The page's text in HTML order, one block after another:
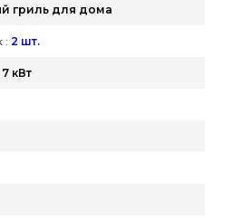
76-95 и мы оперативно
гриль для дома
: 2 шт.
7 кВт